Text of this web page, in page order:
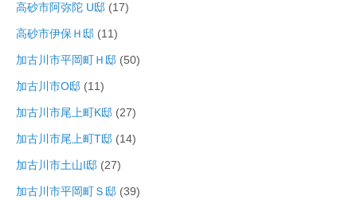
高砂市阿弥陀 U邸 (17)
高砂市伊保Ｈ邸 (11)
加古川市平岡町Ｈ邸 (50)
加古川市O邸 (11)
加古川市尾上町K邸 (27)
加古川市尾上町T邸 (14)
加古川市土山I邸 (27)
加古川市平岡町Ｓ邸 (39)